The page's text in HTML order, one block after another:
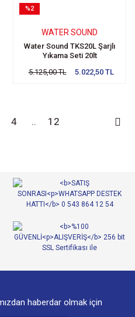
%2
WATER SOUND
Water Sound TKS20L Şarjlı
Yıkama Seti 20lt
5.125,00 TL
5.022,50 TL
4 .. 12
haberdar olmak için